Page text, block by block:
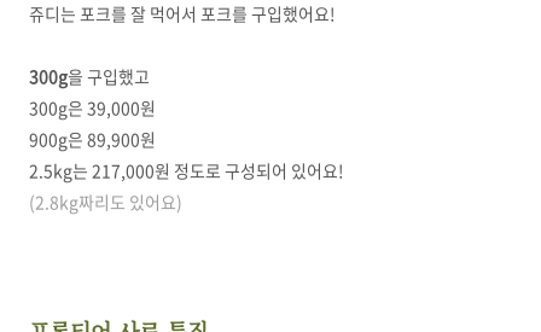
쥬디는 포크를 잘 먹어서 포크를 구입했어요!
300g을 구입했고
300g은 39,000원
900g은 89,900원
2.5kg는 217,000원 정도로 구성되어 있어요!
(2.8kg짜리도 있어요)